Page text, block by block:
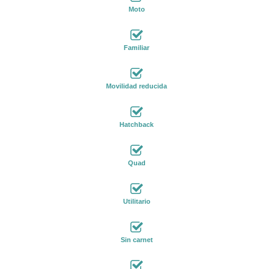
Moto
Familiar
Movilidad reducida
Hatchback
Quad
Utilitario
Sin carnet